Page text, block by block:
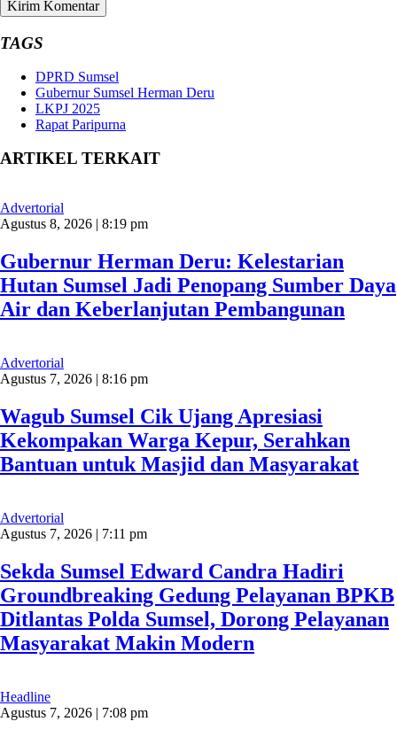
TAGS
DPRD Sumsel
Gubernur Sumsel Herman Deru
LKPJ 2025
Rapat Paripurna
ARTIKEL TERKAIT
Advertorial
Agustus 8, 2026 | 8:19 pm
Gubernur Herman Deru: Kelestarian
Hutan Sumsel Jadi Penopang Sumber Daya
Air dan Keberlanjutan Pembangunan
Advertorial
Agustus 7, 2026 | 8:16 pm
Wagub Sumsel Cik Ujang Apresiasi
Kekompakan Warga Kepur, Serahkan
Bantuan untuk Masjid dan Masyarakat
Advertorial
Agustus 7, 2026 | 7:11 pm
Sekda Sumsel Edward Candra Hadiri
Groundbreaking Gedung Pelayanan BPKB
Ditlantas Polda Sumsel, Dorong Pelayanan
Masyarakat Makin Modern
Headline
Agustus 7, 2026 | 7:08 pm